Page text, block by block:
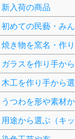
新入荷の商品
初めての民藝・み
焼き物を窯名・作
ガラスを作り手か
木工を作り手から
うつわを形や素材
用途から選ぶ（キッ